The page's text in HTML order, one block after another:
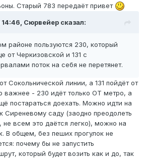
Старый 783 передаёт привет
Сюрвейер сказал:
районе пользуются 230, который
от Черкизовской и 131 с
поток на себя не перетянет.
Сокольнической линии, а 131 пойдёт от
важнее - 230 идёт только ОТ метро, а
постараться доехать. Можно идти на
Сиреневому саду (заодно преодолеть
всем это даётся легко), можно на
В общем, без пеших прогулок не
почему бы не запустить
который будет возить как и до, так